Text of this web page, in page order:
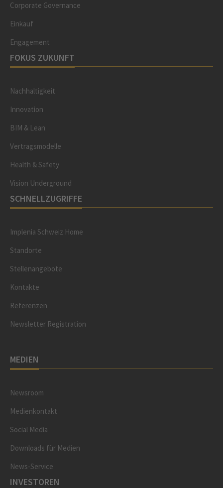
Corporate Governance
Einkauf
Engagement
FOKUS ZUKUNFT
Nachhaltigkeit
Innovation
BIM & Lean
Vertragsmodelle
Health & Safety
Vision Underground
SCHNELLZUGRIFFE
Implenia Schweiz Home
Standorte
Stellenangebote
Kontakte
Referenzen
Newsletter Registration
MEDIEN
Newsroom
Medienkontakt
Social Media
Downloads für Medien
News-Service
INVESTOREN